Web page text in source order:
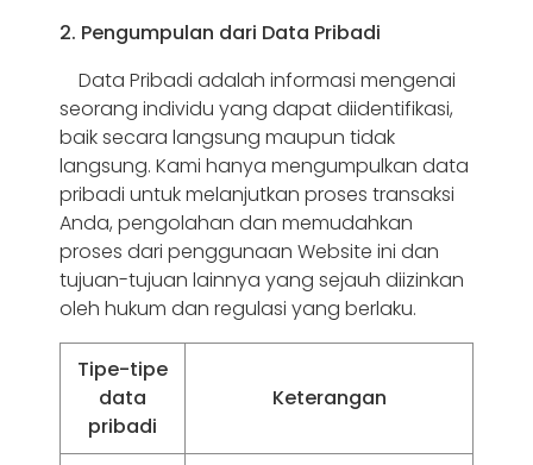
2. Pengumpulan dari Data Pribadi
Data Pribadi adalah informasi mengenai
seorang individu yang dapat diidentifikasi,
baik secara langsung maupun tidak
langsung. Kami hanya mengumpulkan data
pribadi untuk melanjutkan proses transaksi
Anda, pengolahan dan memudahkan
proses dari penggunaan Website ini dan
tujuan-tujuan lainnya yang sejauh diizinkan
oleh hukum dan regulasi yang berlaku.
Tipe-tipe
data
pribadi
Keterangan